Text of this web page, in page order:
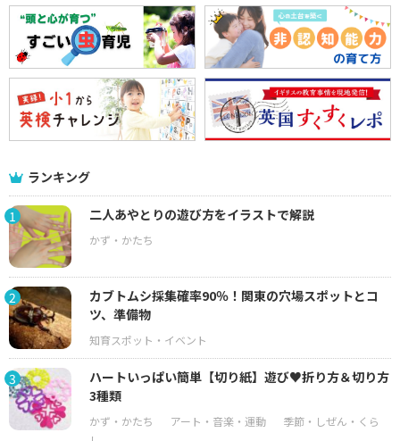
ランキング
1 二人あやとりの遊び方をイラストで解説
2
カブトムシ採集確率90％！関東の穴場スポットとコ
ツ、準備物
3
ハートいっぱい簡単【切り紙】遊び♥折り方＆切り方
3種類